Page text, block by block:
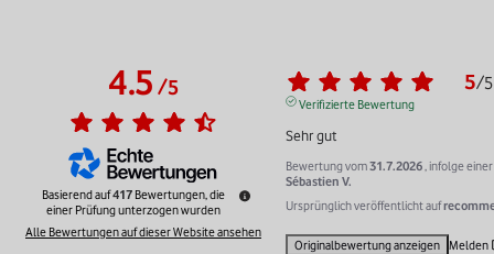
4.5/5
Basierend auf417 Bewertungen, die
einer Prüfung unterzogen wurden
Alle Bewertungen auf dieser Website ansehen
5/5
Verifizierte Bewertung
Sehr gut
Bewertung vom31.7.2026 , infolge
Sébastien V.
Ursprünglich veröffentlicht auf
Originalbewertung anzeigen Melden